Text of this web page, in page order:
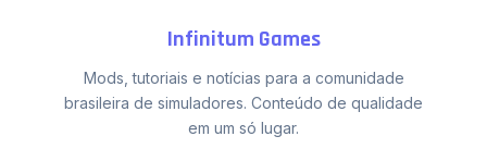
Infinitum Games
Mods, tutoriais e notícias para a comunidade
brasileira de simuladores. Conteúdo de qualidade
em um só lugar.